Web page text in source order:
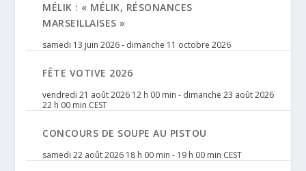
MÉLIK : « MÉLIK, RÉSONANCES
MARSEILLAISES »
samedi 13 juin 2026- dimanche 11 octobre 2026
FÊTE VOTIVE 2026
vendredi 21 août 2026 12 h 00 min - dimanche 23 août 2026
22 h 00 min CEST
CONCOURS DE SOUPE AU PISTOU
samedi 22 août 2026 18 h 00 min - 19 h 00 min CEST